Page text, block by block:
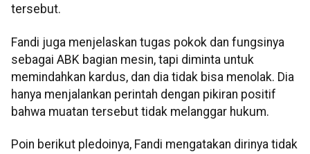
tersebut.
Fandi juga menjelaskan tugas pokok dan fungsinya
sebagai ABK bagian mesin, tapi diminta untuk
memindahkan kardus, dan dia tidak bisa menolak. Dia
hanya menjalankan perintah dengan pikiran positif
bahwa muatan tersebut tidak melanggar hukum.
Poin berikut pledoinya, Fandi mengatakan dirinya tidak